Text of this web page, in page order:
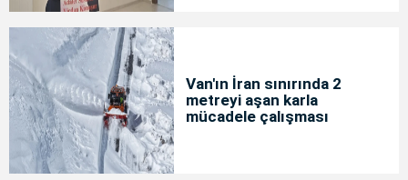
Van'ın İran sınırında 2
metreyi aşan karla
mücadele çalışması